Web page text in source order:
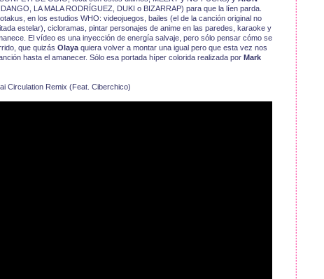
LA MALA RODRÍGUEZ, DUKI o BIZARRAP) para que la líen parda.
en los estudios WHO: videojuegos, bailes (el de la canción original no
estelar), cicloramas, pintar personajes de anime en las paredes, karaoke y
El vídeo es una inyección de energía salvaje, pero sólo pensar cómo se
que quizás Olayaquiera volver a montar una igual pero que esta vez nos
hasta el amanecer. Sólo esa portada híper colorida realizada por Mark
Circulation Remix (Feat. Ciberchico)